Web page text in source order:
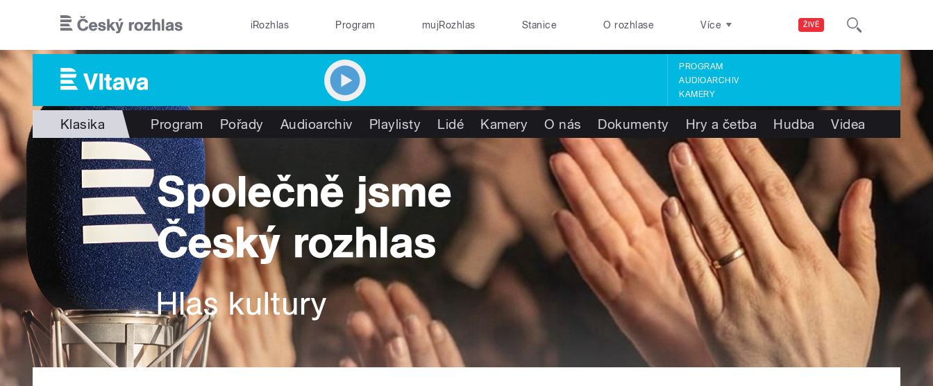
ŽIVĚ
iRozhlas Program mujRozhlas Stanice O rozhlase Více
PROGRAM
AUDIOARCHIV
KAMERY
Klasika Program Pořady Audioarchiv Playlisty Lidé Kamery O nás Dokumenty Hry a četba Hudba Videa